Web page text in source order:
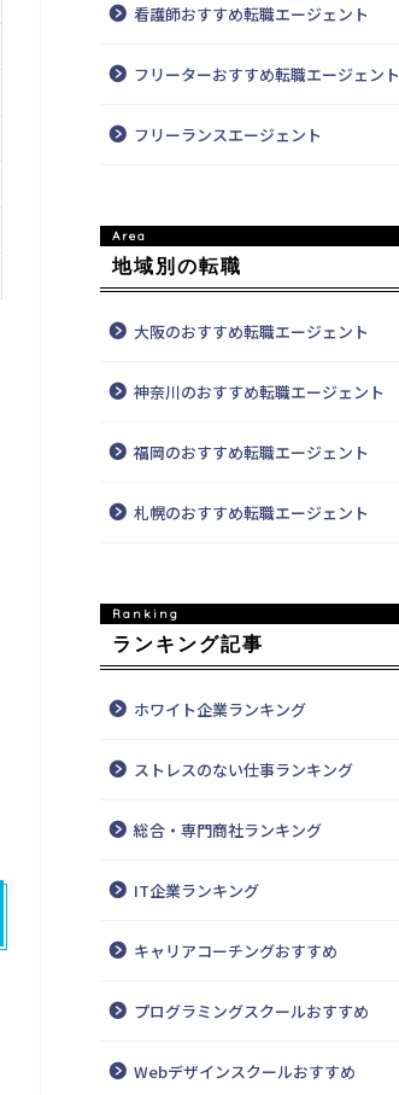
看護師おすすめ転職エージェント
フリーターおすすめ転職エージェント
フリーランスエージェント
地域別の転職
大阪のおすすめ転職エージェント
神奈川のおすすめ転職エージェント
福岡のおすすめ転職エージェント
札幌のおすすめ転職エージェント
ランキング記事
ホワイト企業ランキング
ストレスのない仕事ランキング
総合・専門商社ランキング
IT企業ランキング
キャリアコーチングおすすめ
プログラミングスクールおすすめ
Webデザインスクールおすすめ